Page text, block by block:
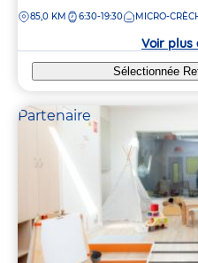
la
DISTANCE
85,0 KM 6:30-19:30 MICRO-
Voir plus
Sélectionnée
Partenaire